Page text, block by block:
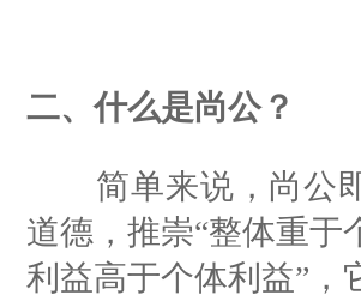
二、什么是尚公？
简单来说，尚公
道德，推崇“整体重于
利益高于个体利益”，